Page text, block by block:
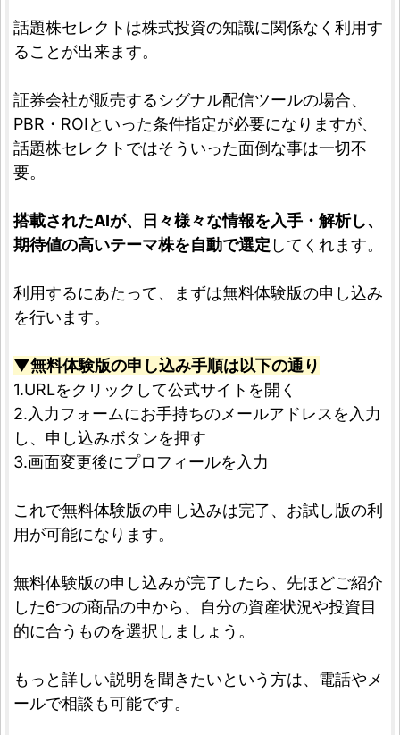
話題株セレクトは株式投資の知識に関係なく利用す
ることが出来ます。
証券会社が販売するシグナル配信ツールの場合、
PBR・ROIといった条件指定が必要になりますが、
話題株セレクトではそういった面倒な事は一切不
要。
搭載されたAIが、日々様々な情報を入手・解析し、
期待値の高いテーマ株を自動で選定 してくれます。
利用するにあたって、まずは無料体験版の申し込み
を行います。
▼無料体験版の申し込み手順は以下の通り
1.URLをクリックして公式サイトを開く
2.入力フォームにお手持ちのメールアドレスを入力
し、申し込みボタンを押す
3.画面変更後にプロフィールを入力
これで無料体験版の申し込みは完了、お試し版の利
用が可能になります。
無料体験版の申し込みが完了したら、先ほどご紹介
した6つの商品の中から、自分の資産状況や投資目
的に合うものを選択しましょう。
もっと詳しい説明を聞きたいという方は、電話やメ
ールで相談も可能です。